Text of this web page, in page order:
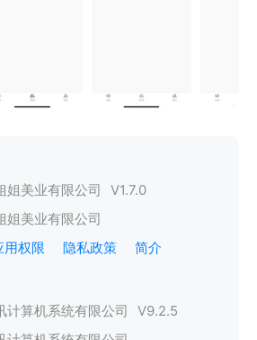
姐美业有限公司 V1.7.0
姐美业有限公司
用权限 隐私政策 简介
计算机系统有限公司 V9.2.5